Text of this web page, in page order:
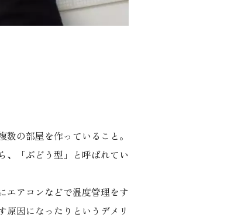
の部屋を作っていること。
、「ぶどう型」と呼ばれてい
エアコンなどで温度管理をす
因になったりというデメリ